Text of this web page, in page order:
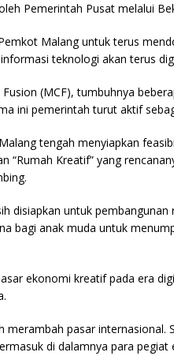
Pemerintah Pusat melalui
Malang untuk terus
teknologi akan terus
(MCF), tumbuhnya
ini pemerintah turut aktif
tengah menyiapkan
“Rumah Kreatif” yang
disiapkan untuk
bagi anak muda untuk
ekonomi kreatif pada era
merambah pasar internasional.
di dalamnya para pegiat